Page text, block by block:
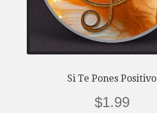
Si Te Pones Positivo
$1.99